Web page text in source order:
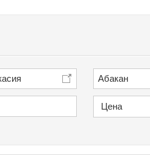
Абакан
Цена